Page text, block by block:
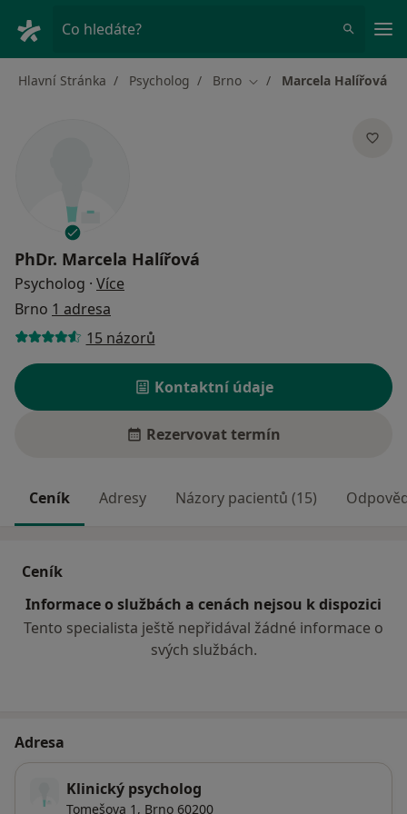
Co hledáte?
Hlavní Stránka Psycholog Brno Změna města
Marcela Halířová
PhDr. Marcela Halířová
Psycholog · Více
Brno 1 adresa
15 názorů
Kontaktní údaje
Rezervovat termín
Ceník Adresy Názory pacientů (15)
Ceník
Informace o službách a cenách nejsou k dispozici
Tento specialista ještě nepřidával žádné informace o
svých službách.
Adresa
Klinický psycholog
Tomešova 1, Brno 60200